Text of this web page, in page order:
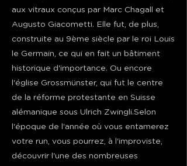
aux vitraux conçus par Marc Chagall et
Augusto Giacometti. Elle fut, de plus,
construite au 9ème siècle par le roi Louis
le Germain, ce qui en fait un bâtiment
historique d'importance. Ou encore
l'église Grossmünster, qui fut le centre
de la réforme protestante en Suisse
alémanique sous Ulrich Zwingli.Selon
l'époque de l'année où vous entamerez
votre run, vous pourrez, à l'improviste,
découvrir l'une des nombreuses